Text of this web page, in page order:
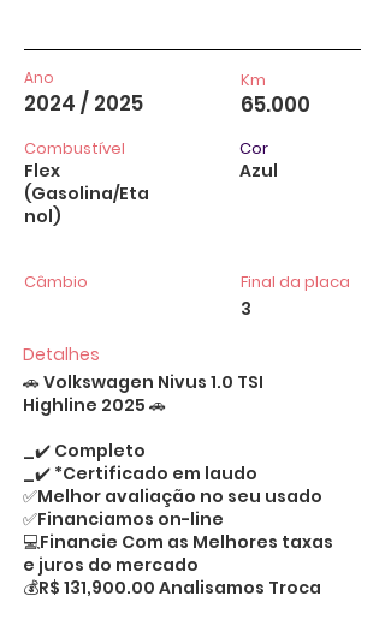
Ano
2024 / 2025
Combustível
Flex
(Gasolina/Eta
nol)
Câmbio
Km
65.000
Cor
Azul
Final da placa
3
Detalhes
🚗 Volkswagen Nivus 1.0 TSI
Highline 2025 🚗
_✔️ Completo
_✔️ *Certificado em laudo
✅Melhor avaliação no seu usado
✅Financiamos on-line
💻Financie Com as Melhores taxas
e juros do mercado
💰R$ 131,900.00 Analisamos Troca